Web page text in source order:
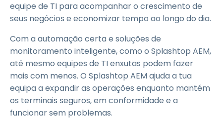
equipe de TI para acompanhar o crescimento de
seus negócios e economizar tempo ao longo do dia.
Com a automação certa e soluções de
monitoramento inteligente, como o Splashtop AEM,
até mesmo equipes de TI enxutas podem fazer
mais com menos. O Splashtop AEM ajuda a tua
equipa a expandir as operações enquanto mantém
os terminais seguros, em conformidade e a
funcionar sem problemas.